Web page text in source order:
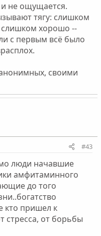
и не ощущается.
тягу: слишком
слишком хорошо --
с первым всё было
своими
#43
люди начавшие
амфитаминного
до того
кто пришел к
стресса, от борьбы